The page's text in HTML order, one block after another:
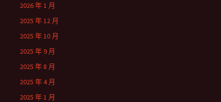
2026 年 1 月
2025 年 12 月
2025 年 10 月
2025 年 9 月
2025 年 8 月
2025 年 4 月
2025 年 1 月